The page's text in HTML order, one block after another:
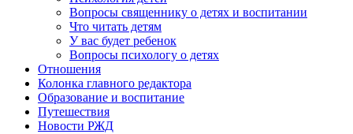
Вопросы священнику о детях и воспитании
Что читать детям
У вас будет ребенок
Вопросы психологу о детях
Отношения
Колонка главного редактора
Образование и воспитание
Путешествия
Новости РЖД